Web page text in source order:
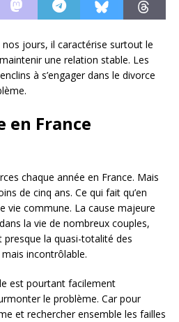
jours, il caractérise surtout le
une relation stable. Les
à s’engager dans le divorce
en France
chaque année en France. Mais
de cinq ans. Ce qui fait qu’en
vie commune. La cause majeure
la vie de nombreux couples,
presque la quasi-totalité des
incontrôlable.
est pourtant facilement
le problème. Car pour
et rechercher ensemble les failles